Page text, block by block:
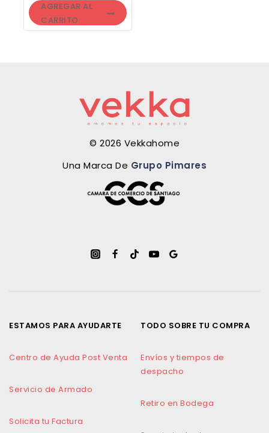
AGREGAR AL
CARRITO
© 2026 Vekkahome
Una Marca De Grupo Pimares
ESTAMOS PARA AYUDARTE
Centro de Ayuda Post Venta
Servicio de Armado
Solicita tu Factura
TODO SOBRE TU COMPRA
Envíos y tiempos de
despacho
Retiro en Bodega